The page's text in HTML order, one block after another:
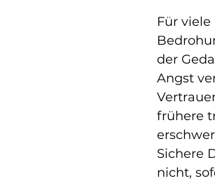
Für
der
Angst
frühere
Sichere
nicht,